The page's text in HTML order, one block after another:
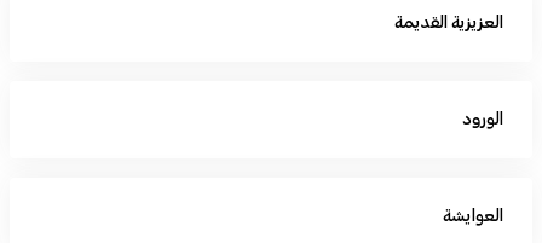
العزيزية القديمة
الورود
العوايشة